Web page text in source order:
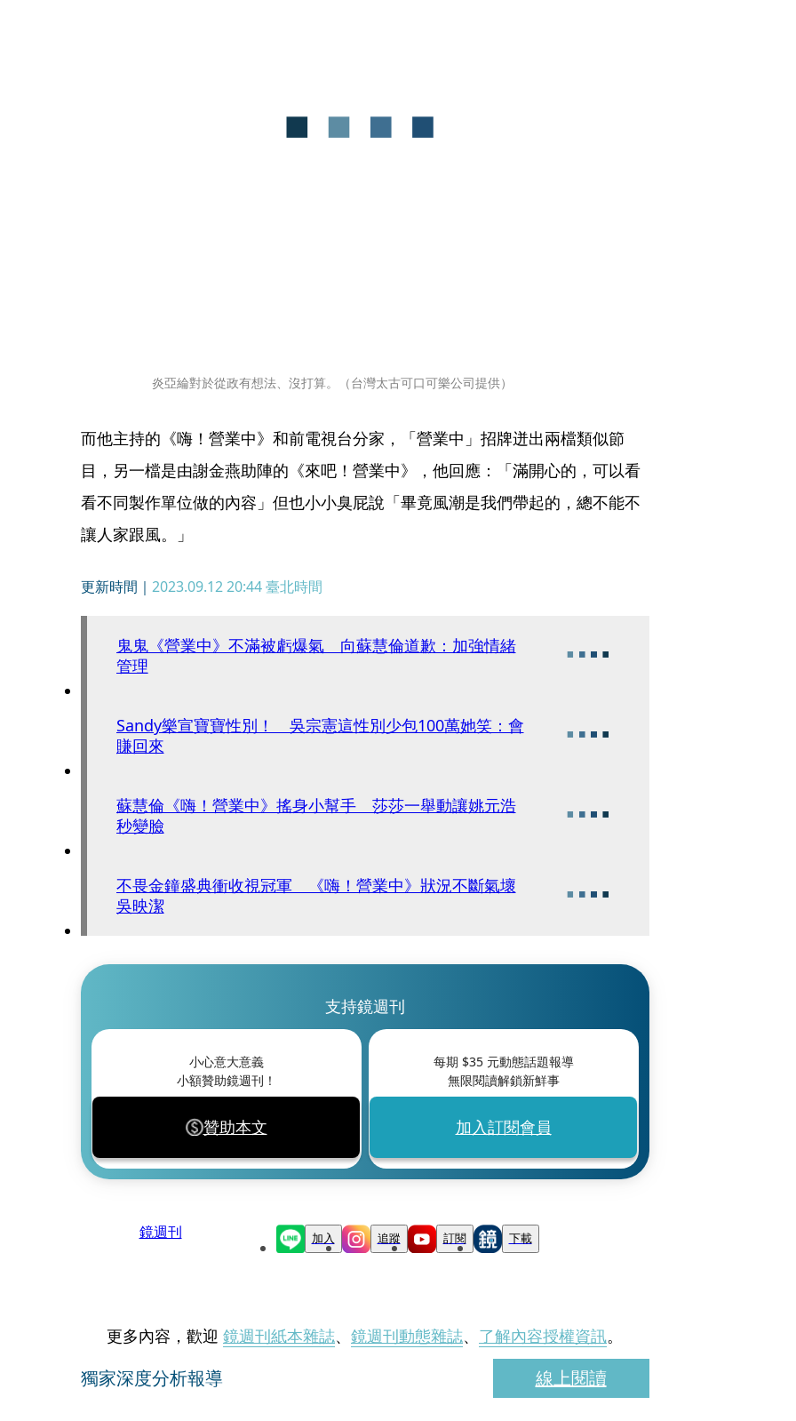
炎亞綸對於從政有想法、沒打算。（台灣太古可口可樂公司提供）
而他主持的《嗨！營業中》和前電視台分家，「營業中」招牌迸出兩檔類似節
目，另一檔是由謝金燕助陣的《來吧！營業中》，他回應：「滿開心的，可以看
看不同製作單位做的內容」但也小小臭屁說「畢竟風潮是我們帶起的，總不能不
讓人家跟風。」
更新時間｜ 2023.09.12 20:44臺北時間
鬼鬼《營業中》不滿被虧爆氣 向蘇慧倫道歉：加強情緒
管理
Sandy樂宣寶寶性別！ 吳宗憲這性別少包100萬她笑：會
賺回來
蘇慧倫《嗨！營業中》搖身小幫手 莎莎一舉動讓姚元浩
秒變臉
不畏金鐘盛典衝收視冠軍 《嗨！營業中》狀況不斷氣壞
吳映潔
支持鏡週刊
小心意大意義
小額贊助鏡週刊！
贊助本文
每期 $35元動態話題報導
無限閱讀解鎖新鮮事
加入訂閱會員
鏡週刊 加入 追蹤 訂閱 下載
更多內容，歡迎 鏡週刊紙本雜誌、 鏡週刊動態雜誌、 了解內容授權資訊。
獨家深度分析報導 線上閱讀